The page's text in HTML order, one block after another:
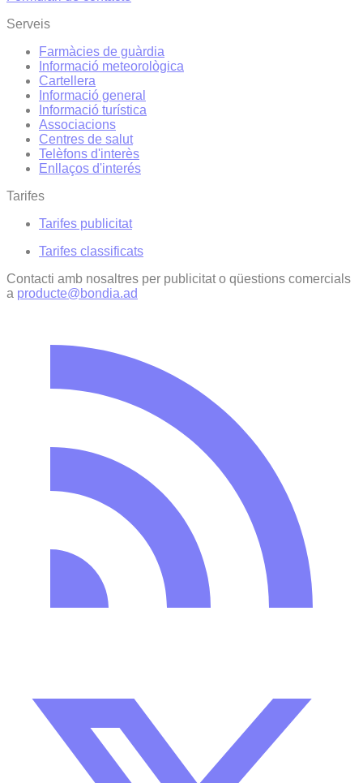
Serveis
Farmàcies de guàrdia
Informació meteorològica
Cartellera
Informació general
Informació turística
Associacions
Centres de salut
Telèfons d'interès
Enllaços d'interés
Tarifes
Tarifes publicitat
Tarifes classificats
Contacti amb nosaltres per publicitat o qüestions comercials
a producte@bondia.ad